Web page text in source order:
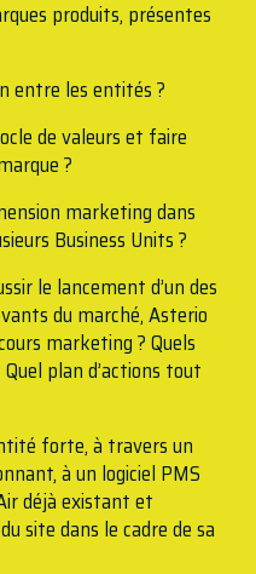
produits, présentes
entre les entités ?
de valeurs et faire
?
marketing dans
Business Units ?
le lancement d’un des
du marché, Asterio
marketing ? Quels
plan d’actions tout
forte, à travers un
à un logiciel PMS
déjà existant et
site dans le cadre de sa